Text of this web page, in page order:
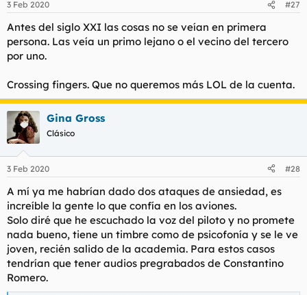
e
:
3 Feb 2020 #27
Antes del siglo XXI las cosas no se veían en primera
persona. Las veía un primo lejano o el vecino del tercero
por uno.
Crossing fingers. Que no queremos más LOL de la cuenta.
Gina Gross
Clásico
3 Feb 2020 #28
A mí ya me habrían dado dos ataques de ansiedad, es
increíble la gente lo que confía en los aviones.
Solo diré que he escuchado la voz del piloto y no promete
nada bueno, tiene un timbre como de psicofonía y se le ve
joven, recién salido de la academia. Para estos casos
tendrían que tener audios pregrabados de Constantino
Romero.